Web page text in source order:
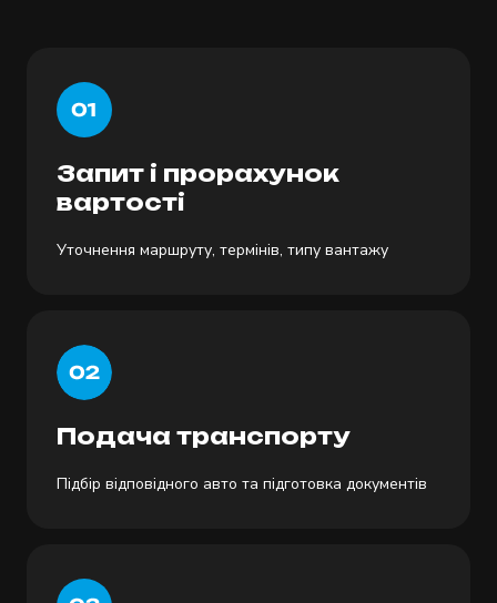
Запит і прорахунок
вартості
Уточнення маршруту, термінів, типу вантажу
Подача транспорту
Підбір відповідного авто та підготовка документів